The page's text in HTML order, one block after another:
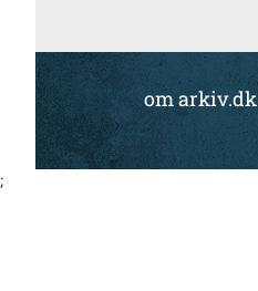
om arkiv.dk
;